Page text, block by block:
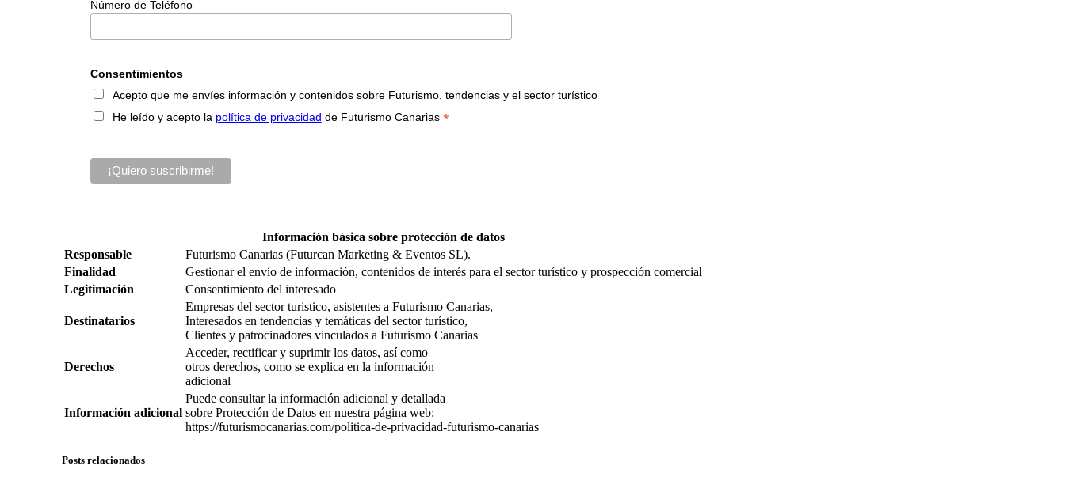
Número de Teléfono
Consentimientos
Acepto que me envíes información y contenidos sobre Futurismo, tendencias y el sector turístico
He leído y acepto la política de privacidad de Futurismo Canarias *
Información básica sobre protección de datos
Responsable
Futurismo Canarias (Futurcan Marketing & Eventos SL).
Finalidad
Gestionar el envío de información, contenidos de interés para el sector turístico y prospección comercial
Legitimación
Consentimiento del interesado
Destinatarios
Empresas del sector turistico, asistentes a Futurismo Canarias,
Interesados en tendencias y temáticas del sector turístico,
Clientes y patrocinadores vinculados a Futurismo Canarias
Derechos
Acceder, rectificar y suprimir los datos, así como
otros derechos, como se explica en la información
adicional
Información adicional
Puede consultar la información adicional y detallada
sobre Protección de Datos en nuestra página web:
https://futurismocanarias.com/politica-de-privacidad-futurismo-canarias
Posts relacionados